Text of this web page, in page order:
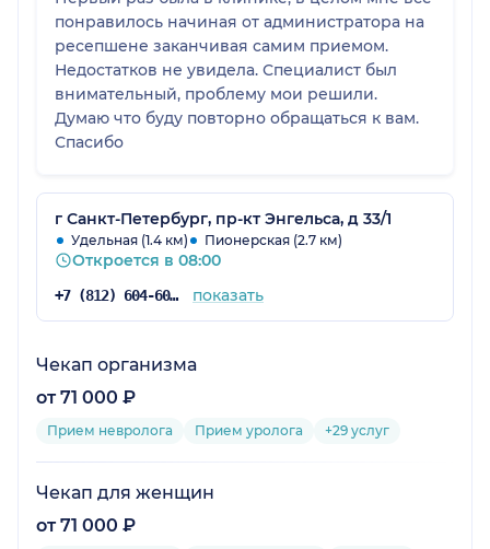
понравилось начиная от администратора на
ресепшене заканчивая самим приемом.
Недостатков не увидела. Специалист был
внимательный, проблему мои решили.
Думаю что буду повторно обращаться к вам.
Спасибо
г Санкт-Петербург, пр-кт Энгельса, д 33/1
Удельная (1.4 км) Пионерская (2.7 км)
Откроется в 08:00
+7 (812) 604-60-52 показать
Чекап организма
от 71 000 ₽
Прием невролога Прием уролога +29 услуг
Чекап для женщин
от 71 000 ₽